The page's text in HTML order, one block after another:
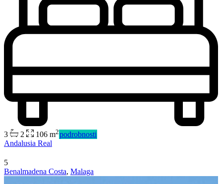
3 2 106 m2podrobnosti
Andalusia Real
5
Benalmadena Costa, Malaga